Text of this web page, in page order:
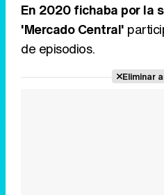
En 2020 fichaba por la
'Mercado Central'
de episodios.
Eliminar